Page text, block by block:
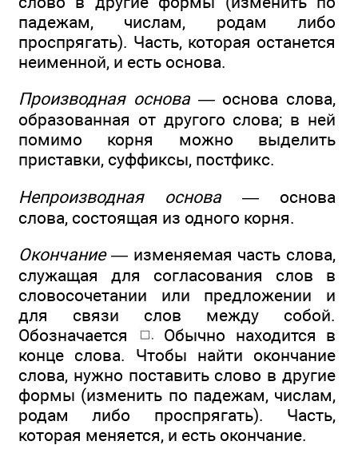
падежам, числам, родам либо
проспрягать). Часть, которая останется
неименной, и есть основа.
Производная основа —основа слова,
образованная от другого слова; в ней
помимо корня можно выделить
приставки, суффиксы, постфикс.
Непроизводная основа — основа
слова, состоящая из одного корня.
Окончание —изменяемая часть слова,
служащая для согласования слов в
словосочетании или предложении и
для связи слов между собой.
Обозначается
Обычно находится в
конце слова. Чтобы найти окончание
слова, нужно поставить слово в другие
формы (изменить по падежам, числам,
родам либо проспрягать). Часть,
которая меняется, и есть окончание.